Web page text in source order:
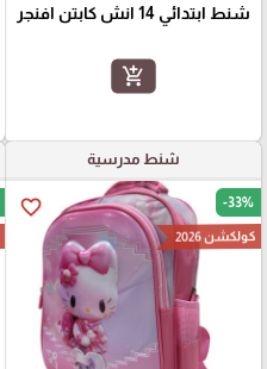
شنط ابتدائي 14 انش كابتن افنجر
add_shopping_cart
شنط مدرسية
favorite_border -33%
كولكشن 2026